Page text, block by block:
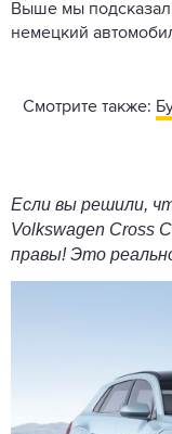
Выше мы
немецкий
Смотрите также:
Если вы решили,
Volkswagen Cross
правы! Это